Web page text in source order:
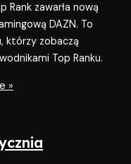
zawarła nową
DAZN. To
którzy zobaczą
Top Ranku.
»